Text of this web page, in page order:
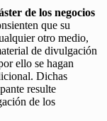
de los negocios
que su
otro medio,
de divulgación
ello se hagan
Dichas
resulte
de los